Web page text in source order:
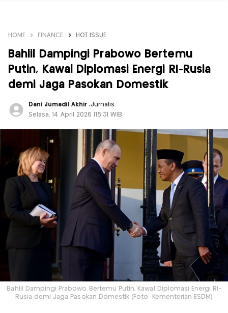
HOME FINANCE HOT ISSUE
Bahlil Dampingi Prabowo Bertemu
Putin, Kawal Diplomasi Energi RI-Rusia
demi Jaga Pasokan Domestik
Dani Jumadil Akhir ,Jurnalis
Selasa, 14 April 2026 |15:31 WIB
Bahlil Dampingi Prabowo Bertemu Putin, Kawal Diplomasi Energi RI-
Rusia demi Jaga Pasokan Domestik (Foto: Kementerian ESDM)